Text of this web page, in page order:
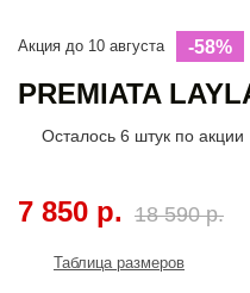
Акция до 10 августа -58%
PREMIATA
Осталось 6 штук по акции
7 850 р. 18 590 р.
Таблица размеров